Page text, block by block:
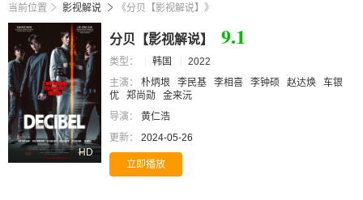
当前位置 影视解说 《分贝【影视解说】》
HD
分贝【影视解说】 9.1
类型： 韩国
2022
主演：
朴炳垠 李民基 李相喜 李钟硕 赵达焕
车银
优
郑尚勋
金来沅
导演：
黄仁浩
更新：
2024-05-26
立即播放